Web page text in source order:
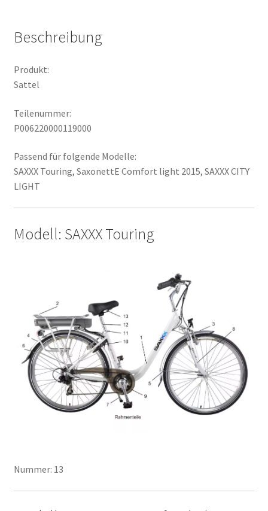
Beschreibung
Produkt:
Sattel
Teilenummer:
P006220000119000
Passend für folgende Modelle:
SAXXX Touring, SaxonettE Comfort light 2015, SAXXX CITY
LIGHT
Modell: SAXXX Touring
Nummer: 13